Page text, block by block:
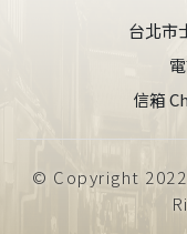
台北市
信箱
© Copyright